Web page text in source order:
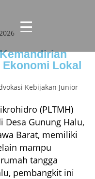
Lokal
Kebijakan Junior
(PLTMH)
Desa Gunung Halu,
Barat, memiliki
mampu
tangga
pembangkit ini